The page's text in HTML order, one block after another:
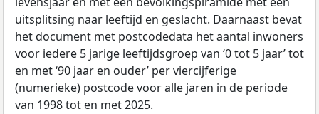
uitsplitsing naar leeftijd en geslacht. Daarnaast bevat
het document met postcodedata het aantal inwoners
voor iedere 5 jarige leeftijdsgroep van ‘0 tot 5 jaar’ tot
en met ‘90 jaar en ouder’ per viercijferige
(numerieke) postcode voor alle jaren in de periode
van 1998 tot en met 2025.